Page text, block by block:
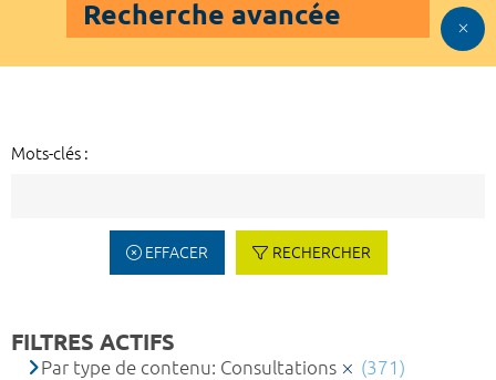
Recherche avancée
Mots-clés :
EFFACER RECHERCHER
FILTRES ACTIFS
Par type de contenu: Consultations (371)